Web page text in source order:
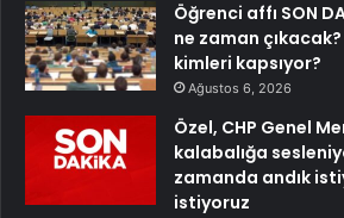
Öğrenci affı SON
ne zaman
kimleri kapsıyor?
Ağustos 6, 2026
Özel, CHP Genel
kalabalığa
zamanda andık
istiyoruz